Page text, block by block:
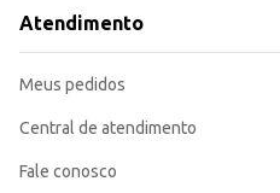
Com o Desengordurante Mr.
Atendimento
Meus pedidos
Central de atendimento
Fale conosco